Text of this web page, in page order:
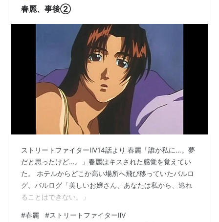
ないかしら？」 リュウ「あの人…
春麗、事後②
ストリートファイターⅡV14話より 春麗「誰か私に…。夢
だと思ったけど…。」春麗はキスされた感覚を覚えてい
た。 ホテルからどこか高い場所へ飛び移っていたバルロ
グ。バルログ「美しいお嬢さん、あなたは私から、逃れ
ることはできない。」
#春麗 #ストリートファイターⅡV